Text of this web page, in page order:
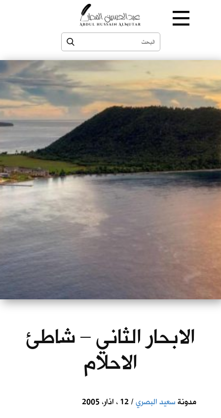
الابحار الثاني – شاطئ
الاحلام
مدونةسعيد البصري/ 12 ، اذار، 2005